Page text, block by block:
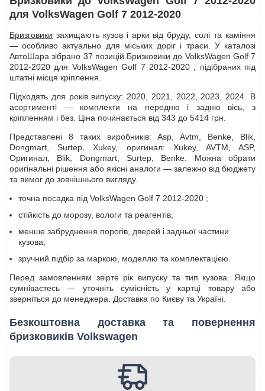
для VolksWagen Golf 7 2012-2020
Бризговики захищають кузов і арки від бруду, солі та каміння
— особливо актуально для міських доріг і траси. У каталозі
АвтоШара зібрано 37 позицій Бризковики до VolksWagen Golf 7
2012-2020 для VolksWagen Golf 7 2012-2020 , підібраних під
штатні місця кріплення.
Підходять для років випуску: 2020, 2021, 2022, 2023, 2024. В
асортименті — комплекти на передню і задню вісь, з
кріпленням і без. Ціна починається від 343 до 5414 грн.
Представлені 8 таких виробників: Asp, Avtm, Benke, Blik,
Dongmart, Surtep, Xukey, оригинал: Xukey, AVTM, ASP,
Оригинал, Blik, Dongmart, Surtep, Benke. Можна обрати
оригінальні рішення або якісні аналоги — залежно від бюджету
та вимог до зовнішнього вигляду.
точна посадка під VolksWagen Golf 7 2012-2020 ;
стійкість до морозу, вологи та реагентів;
менше забруднення порогів, дверей і задньої частини
кузова;
зручний підбір за маркою, моделлю та комплектацією.
Перед замовленням звірте рік випуску та тип кузова. Якщо
сумніваєтесь — уточніть сумісність у картці товару або
зверніться до менеджера. Доставка по Києву та Україні.
Безкоштовна доставка та повернення
бризковиків Volkswagen